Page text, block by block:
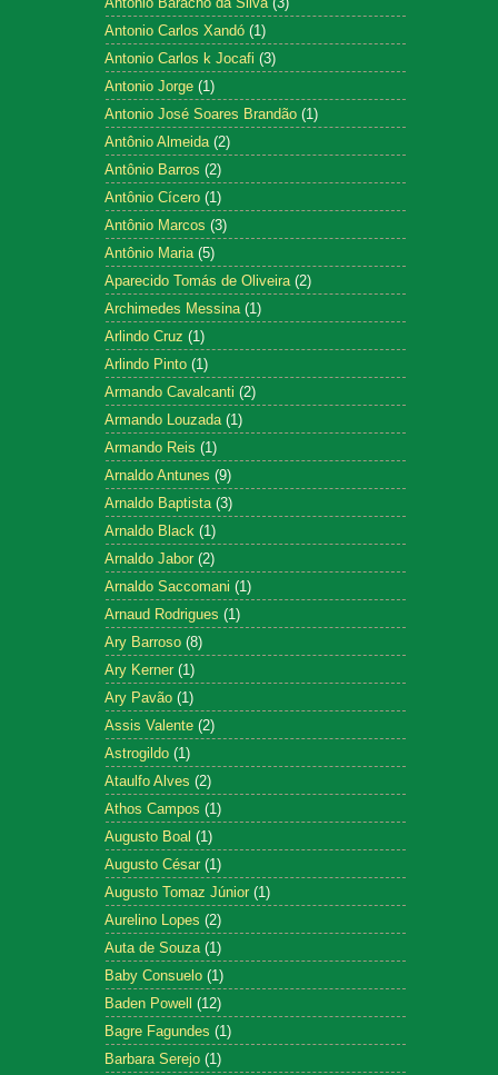
Antonio Carlos Xandó (1)
Antonio Carlos k Jocafi (3)
Antonio Jorge (1)
Antonio José Soares Brandão (1)
Antônio Almeida (2)
Antônio Barros (2)
Antônio Cícero (1)
Antônio Marcos (3)
Antônio Maria (5)
Aparecido Tomás de Oliveira (2)
Archimedes Messina (1)
Arlindo Cruz (1)
Arlindo Pinto (1)
Armando Cavalcanti (2)
Armando Louzada (1)
Armando Reis (1)
Arnaldo Antunes (9)
Arnaldo Baptista (3)
Arnaldo Black (1)
Arnaldo Jabor (2)
Arnaldo Saccomani (1)
Arnaud Rodrigues (1)
Ary Barroso (8)
Ary Kerner (1)
Ary Pavão (1)
Assis Valente (2)
Astrogildo (1)
Ataulfo Alves (2)
Athos Campos (1)
Augusto Boal (1)
Augusto César (1)
Augusto Tomaz Júnior (1)
Aurelino Lopes (2)
Auta de Souza (1)
Baby Consuelo (1)
Baden Powell (12)
Bagre Fagundes (1)
Barbara Serejo (1)